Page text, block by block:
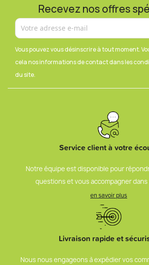
Recevez nos offres
Vous pouvez vous désinscrire à tout moment.
cela nos informations de contact dans les
du site.
Service client à votre
Notre équipe est disponible pour
questions et vous accompagner dans
en savoir plus
Livraison rapide et
Nous nous engageons à expédier vos